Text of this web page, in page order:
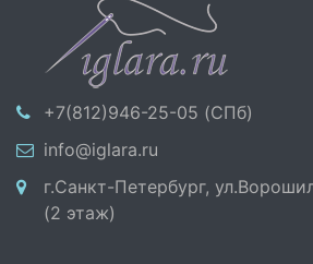
+7(812)946-25-05 (СПб)
info@iglara.ru
г.Санкт-Петербург,
(2 этаж)